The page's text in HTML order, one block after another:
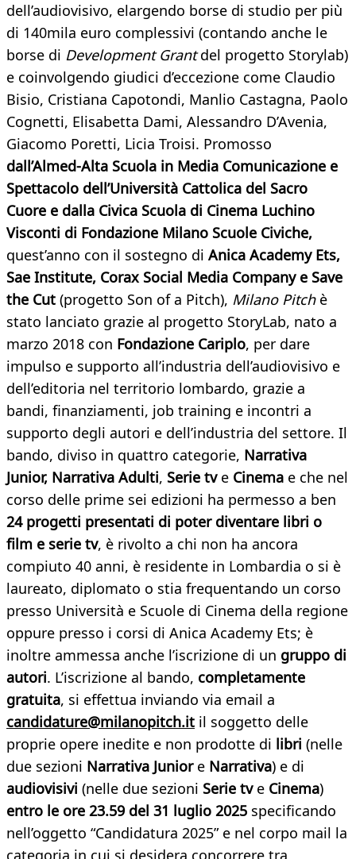
dell’audiovisivo, elargendo borse di studio per più
di 140mila euro complessivi (contando anche le
borse di Development Grantdel progetto Storylab)
e coinvolgendo giudici d’eccezione come Claudio
Bisio, Cristiana Capotondi, Manlio Castagna, Paolo
Cognetti, Elisabetta Dami, Alessandro D’Avenia,
Giacomo Poretti, Licia Troisi. Promosso
dall’Almed-Alta Scuola in Media Comunicazione e
Spettacolo dell’Università Cattolica del Sacro
Cuore e dalla Civica Scuola di Cinema Luchino
Visconti di Fondazione Milano Scuole Civiche,
quest’anno con il sostegno di Anica Academy Ets,
Sae Institute, Corax Social Media Company e Save
the Cut (progetto Son of a Pitch), Milano Pitchè
stato lanciato grazie al progetto StoryLab, nato a
marzo 2018 con Fondazione Cariplo, per dare
impulso e supporto all’industria dell’audiovisivo e
dell’editoria nel territorio lombardo, grazie a
bandi, finanziamenti, job training e incontri a
supporto degli autori e dell’industria del settore. Il
bando, diviso in quattro categorie, Narrativa
Junior, Narrativa Adulti, Serie tve Cinema e che nel
corso delle prime sei edizioni ha permesso a ben
24 progetti presentati di poter diventare libri o
film e serie tv, è rivolto a chi non ha ancora
compiuto 40 anni, è residente in Lombardia o si è
laureato, diplomato o stia frequentando un corso
presso Università e Scuole di Cinema della regione
oppure presso i corsi di Anica Academy Ets; è
inoltre ammessa anche l’iscrizione di un gruppo di
autori. L’iscrizione al bando, completamente
gratuita, si effettua inviando via email a
candidature@milanopitch.it il soggetto delle
proprie opere inedite e non prodotte di libri (nelle
due sezioni Narrativa Junior e Narrativa) e di
audiovisivi (nelle due sezioni Serie tve Cinema)
entro le ore 23.59 del 31 luglio 2025 specificando
nell’oggetto “Candidatura 2025” e nel corpo mail la
categoria in cui si desidera concorrere tra